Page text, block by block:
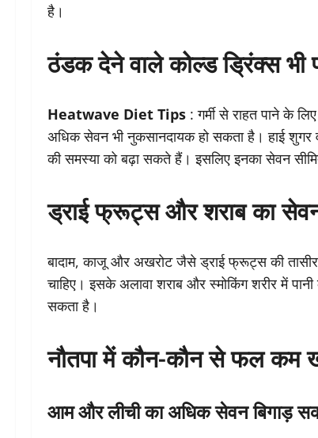
है।
ठंडक देने वाले कोल्ड ड्रिंक्स
Heatwave Diet Tips : गर्मी से राहत पाने के
अधिक सेवन भी नुकसानदायक हो सकता है। हाई
की समस्या को बढ़ा सकते हैं। इसलिए इनका सेवन
ड्राई फ्रूट्स और शराब का
बादाम, काजू और अखरोट जैसे ड्राई फ्रूट्स की तासीर
चाहिए। इसके अलावा शराब और स्मोकिंग शरीर में
सकता है।
नौतपा में कौन-कौन से फल कम
आम और लीची का अधिक सेवन बिगाड़